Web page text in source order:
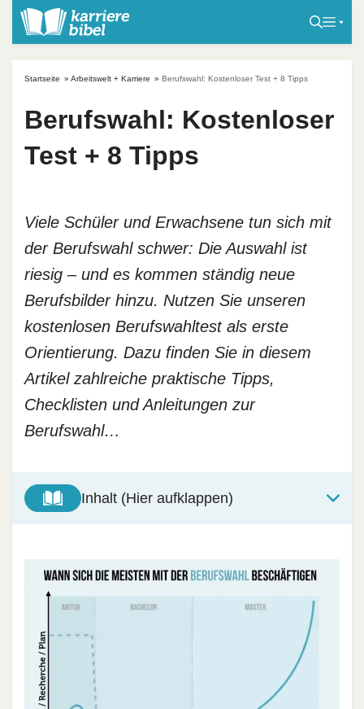
Startseite » Arbeitswelt + Karriere » Berufswahl: Kostenloser Test + 8 Tipps
Berufswahl: Kostenloser
Test + 8 Tipps
Viele Schüler und Erwachsene tun sich mit
der Berufswahl schwer: Die Auswahl ist
riesig – und es kommen ständig neue
Berufsbilder hinzu. Nutzen Sie unseren
kostenlosen Berufswahltest als erste
Orientierung. Dazu finden Sie in diesem
Artikel zahlreiche praktische Tipps,
Checklisten und Anleitungen zur
Berufswahl…
Inhalt (Hier aufklappen)